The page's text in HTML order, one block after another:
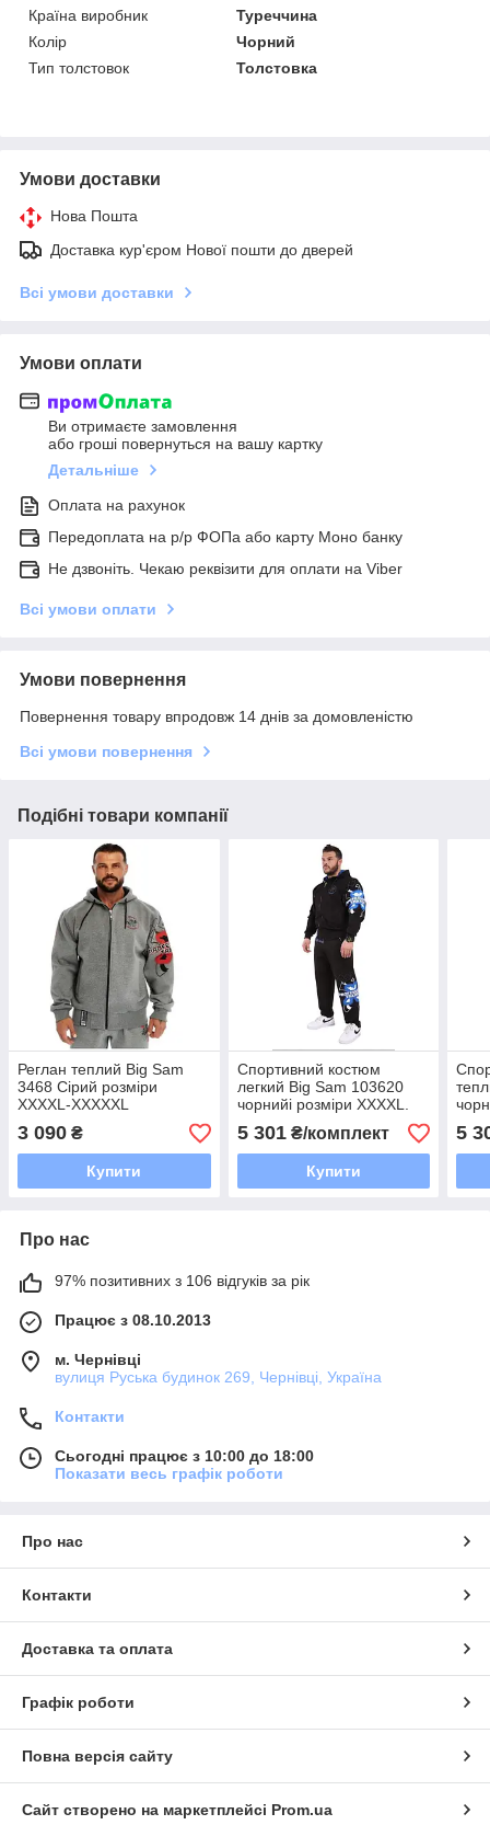
Країна виробник
Туреччина
Колір
Чорний
Тип толстовок
Толстовка
Умови доставки
Нова Пошта
Доставка кур'єром Нової пошти до дверей
Всі умови доставки
Умови оплати
Ви отримаєте замовлення
або гроші повернуться на вашу картку
Детальніше
Оплата на рахунок
Передоплата на р/р ФОПа або карту Моно банку
Не дзвоніть. Чекаю реквізити для оплати на Viber
Всі умови оплати
Умови повернення
Повернення товару впродовж 14 днів за домовленістю
Всі умови повернення
Подібні товари компанії
Реглан теплий Big Sam
3468 Сірий розміри
XXXXL-XXXXXL
3 090 ₴
Купити
Спортивний костюм
легкий Big Sam 103620
чорнийі розміри XXXXL.
5 301₴/комплект
Купити
5
Про нас
97% позитивних з 106 відгуків за рік
Працює з 08.10.2013
м. Чернівці
вулиця Руська будинок 269, Чернівці, Україна
Контакти
Сьогодні працює з 10:00 до 18:00
Показати весь графік роботи
Про нас
Контакти
Доставка та оплата
Графік роботи
Повна версія сайту
Сайт створено на маркетплейсі Prom.ua